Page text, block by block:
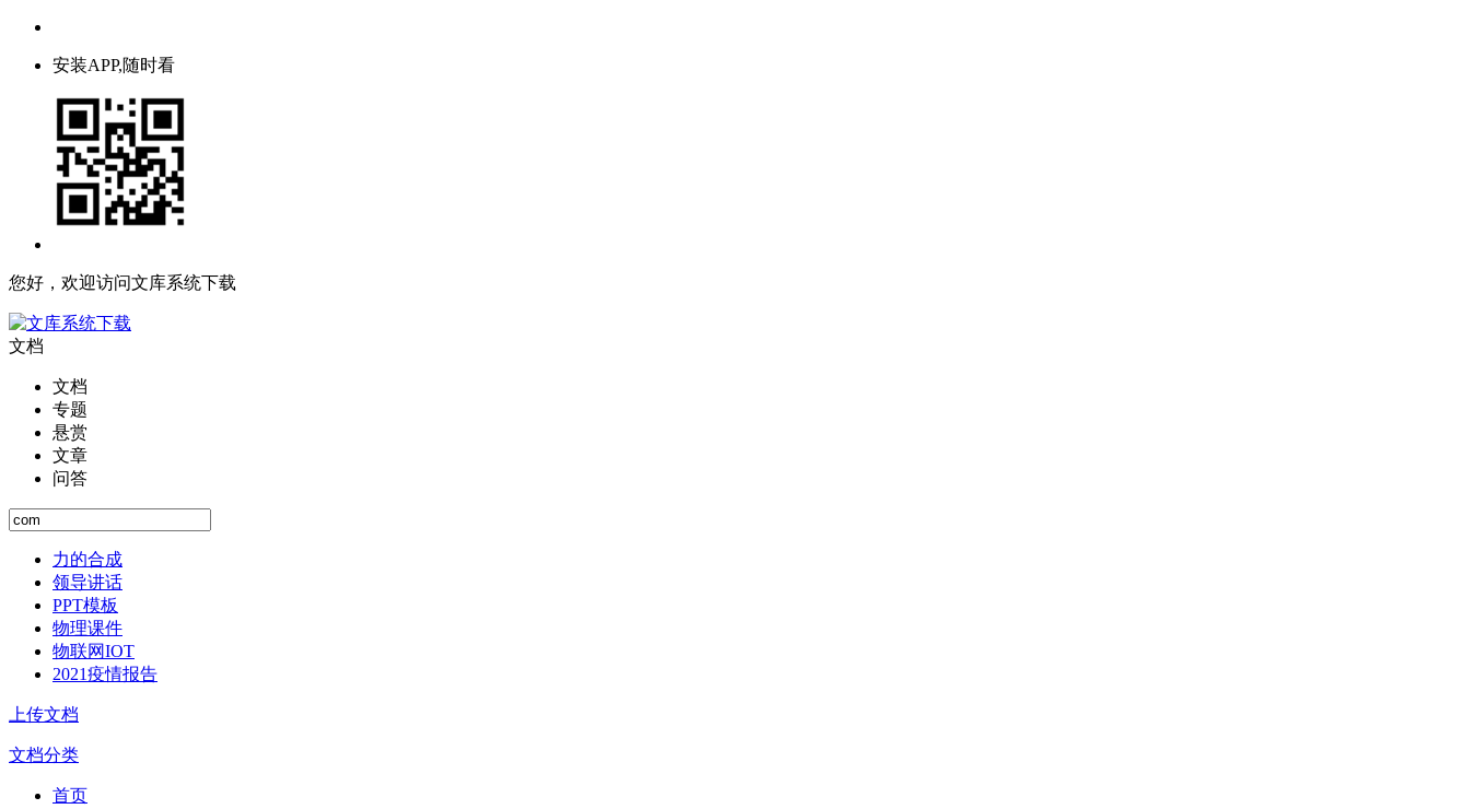
安装APP,随时看
您好，欢迎访问文库系统下载
文档
文档
专题
悬赏
文章
问答
力的合成
领导讲话
PPT模板
物理课件
物联网IOT
2021疫情报告
上传文档
文档分类
首页